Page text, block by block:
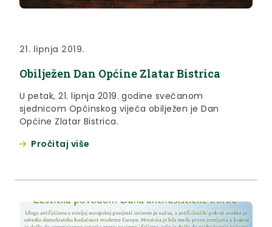
21. lipnja 2019.
Obilježen Dan Općine Zlatar Bistrica
U petak, 21. lipnja 2019. godine svečanom
sjednicom Općinskog vijeća obilježen je Dan
Općine Zlatar Bistrica.
Pročitaj više